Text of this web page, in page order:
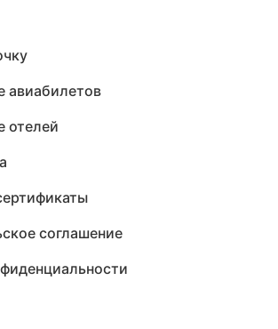
авиабилетов
отелей
соглашение